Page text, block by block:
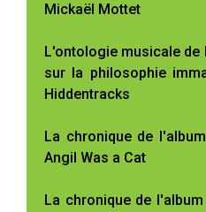
Mickaël Mottet
L'ontologie musicale
sur la philosophie
Hiddentracks
La chronique de
Angil Was a Cat
La chronique de